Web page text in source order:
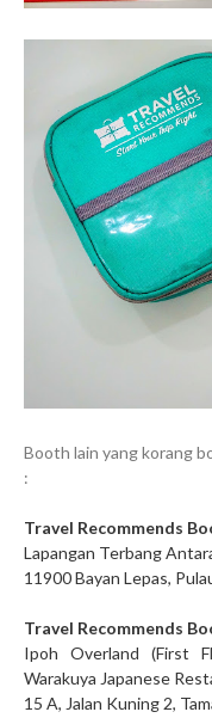
Booth lain yang korang
:
Travel Recommends
Lapangan Terbang
11900 Bayan Lepas,
Travel Recommends
Ipoh Overland (First
Warakuya Japanese
15 A, Jalan Kuning 2,